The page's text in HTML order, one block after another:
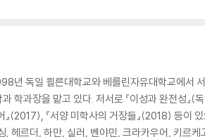
독일 쾰른대학교와 베를린자유대학교에서
과장을 맡고 있다. 저서로 『이성과 완전성』(
(2017), 『서양 미학사의 거장들』(2018) 등이
헤르더, 하만, 실러, 벤야민, 크라카우어, 키르